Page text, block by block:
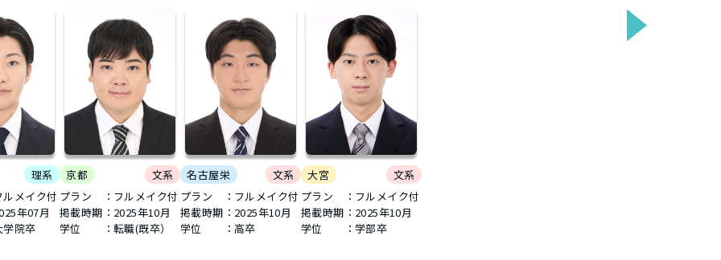
理系
メイク付
年07月
院卒
京都
文系
プラン ：フルメイク付
掲載時期： 2025年10月
学位 ：転職(既卒）
名古屋栄
文系
プラン ：フルメイク付
掲載時期： 2025年10月
学位 ：高卒
大宮
文系
プラン ：フルメイク付
掲載時期： 2025年10月
学位 ：学部卒